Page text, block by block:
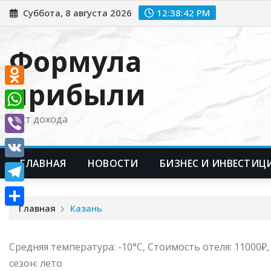
Перейти
к
Суббота, 8 августа 2026 12:38:43 PM
Формула
прибыли
Рост дохода
ГЛАВНАЯ НОВОСТИ БИЗНЕС И
Главная Казань
Средняя температура: -10°C, Стоимость отеля:
сезон: лето
Odnoklassniki
WhatsApp
Viber
VK
Telegram
Отправить